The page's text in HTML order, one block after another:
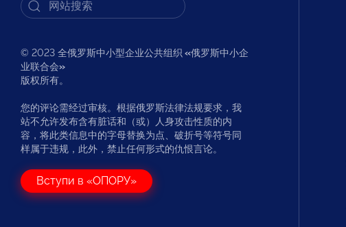
© 2023 全俄罗斯中小型企业公共组织 «俄罗斯中小企
业联合会»
版权所有。
您的评论需经过审核。根据俄罗斯法律法规要求，我
站不允许发布含有脏话和（或）人身攻击性质的内
容，将此类信息中的字母替换为点、破折号等符号同
样属于违规，此外，禁止任何形式的仇恨言论。
Вступи в «ОПОРУ»